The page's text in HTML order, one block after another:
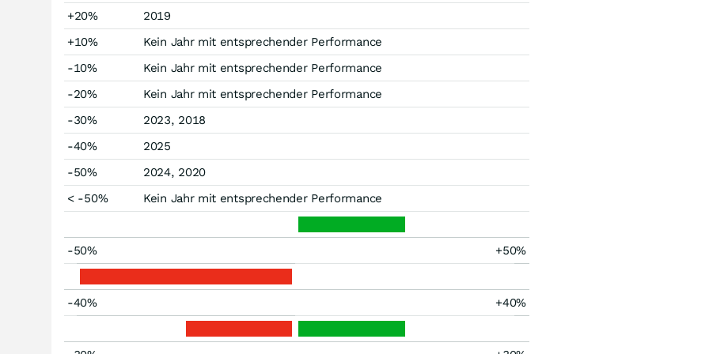
+20%
2019
+10%
Kein Jahr mit entsprechender Performance
-10%
Kein Jahr mit entsprechender Performance
-20%
Kein Jahr mit entsprechender Performance
-30%
2023, 2018
-40%
2025
-50%
2024, 2020
< -50%
Kein Jahr mit entsprechender Performance
-50% +50%
-40% +40%